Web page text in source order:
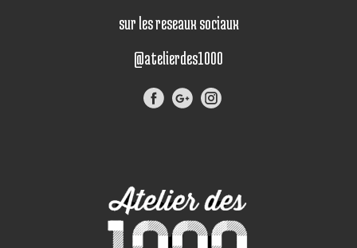
sur les reseaux sociaux
@atelierdes1000